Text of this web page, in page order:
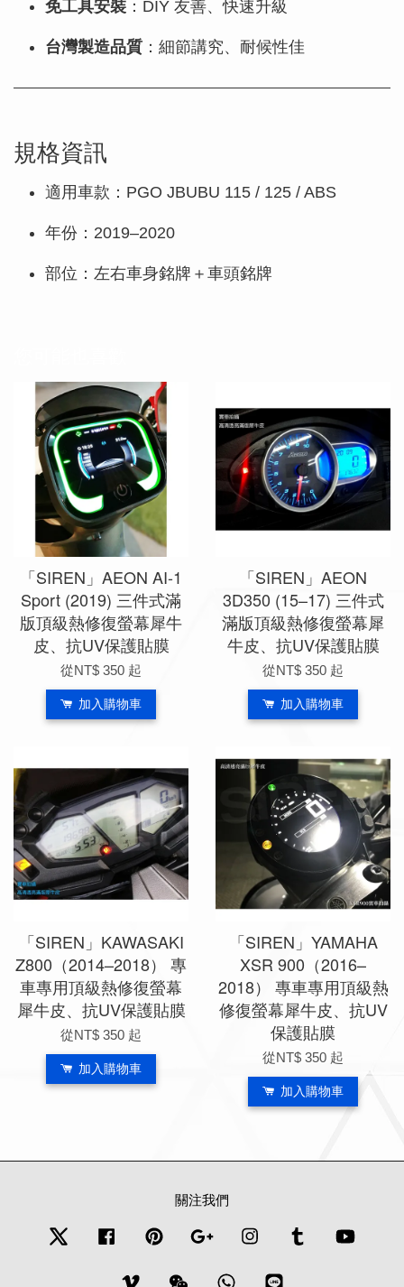
免工具安裝 ：DIY 友善、快速升級
台灣製造品質 ：細節講究、耐候性佳
規格資訊
適用車款：PGO JBUBU 115 / 125 / ABS
年份：2019–2020
部位：左右車身銘牌＋車頭銘牌
「SIREN」AEON AI-1
Sport (2019) 三件式滿
版頂級熱修復螢幕犀牛
皮、抗UV保護貼膜
從NT$ 350 起
加入購物車
「SIREN」AEON
3D350 (15–17) 三件式
滿版頂級熱修復螢幕犀
牛皮、抗UV保護貼膜
從NT$ 350 起
加入購物車
「SIREN」KAWASAKI
Z800（2014–2018） 專
車專用頂級熱修復螢幕
犀牛皮、抗UV保護貼膜
從NT$ 350 起
加入購物車
「SIREN」YAMAHA
XSR 900（2016–
2018） 專車專用頂級熱
修復螢幕犀牛皮、抗UV
保護貼膜
從NT$ 350 起
加入購物車
關注我們
Twitter Facebook Pinterest Google Instagram Tumblr
Vimeo Wechat Whatsapp